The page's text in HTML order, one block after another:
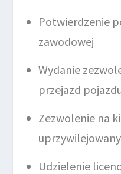
Potwierdzenie
zawodowej
Wydanie
przejazd
Zezwolenie na
Udzielenie